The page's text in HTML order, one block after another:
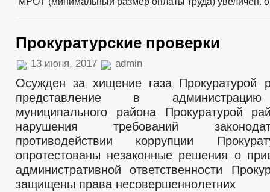
Прокуратурские проверки
13 июня, 2017 admin
Осужден за хищение газа Прокуратурой
представление в администрацию
муниципального района Прокуратурой
нарушения требований
противодействии коррупции
опротестованы незаконные решения о
административной ответственности
защищены права несовершеннолетних